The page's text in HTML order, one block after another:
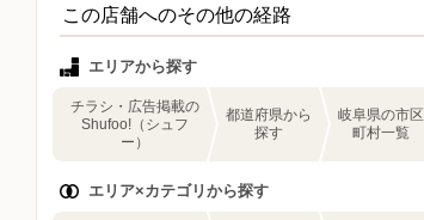
この店舗へのその他の経路
エリアから探す
チラシ・広告掲載の
Shufoo!（シュフ
ー）
都道府県から
探す
岐阜県の市区
町村一覧
エリア×カテゴリから探す